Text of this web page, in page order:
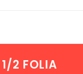
1/2 FOLIA